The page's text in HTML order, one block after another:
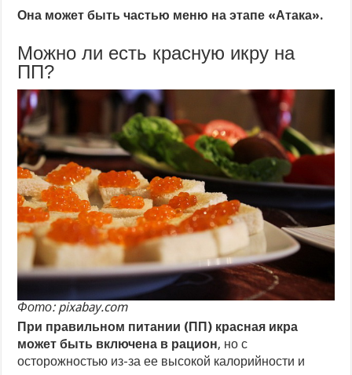
Она может быть частью меню на этапе «Атака».
Можно ли есть красную икру на
ПП?
Фото: pixabay.com
При правильном питании (ПП) красная икра
может быть включена в рацион, но с
осторожностью из-за ее высокой калорийности и